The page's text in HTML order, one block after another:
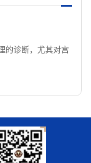
的诊断，尤其对宫